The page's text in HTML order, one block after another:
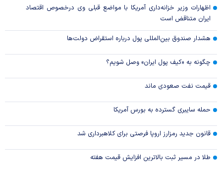
اظهارات وزیر خزانه‌داری آمریکا با مواضع قبلی وی درخصوص اقتصاد
ایران متناقض است
هشدار صندوق بین‌المللی پول درباره استقراض دولت‌ها
چگونه به «کیف پول ایران» وصل شویم؟
قیمت نفت صعودی ماند
حمله سایبری گسترده به بورس آمریکا
قانون جدید رمزارز اروپا فرصتی برای کلاهبرداری شد
طلا در مسیر ثبت بالاترین افزایش قیمت هفته